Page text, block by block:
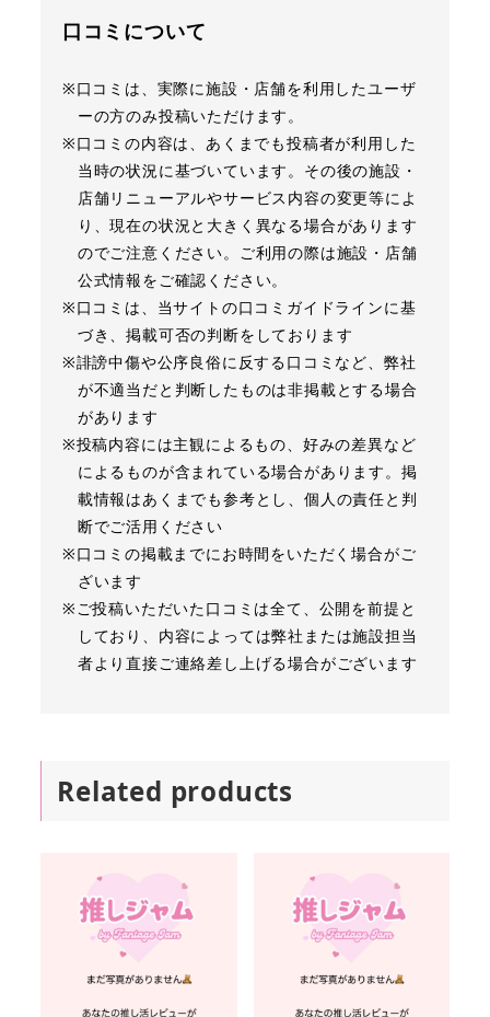
口コミについて
※口コミは、実際に施設・店舗を利用したユーザ
ーの方のみ投稿いただけます。
※口コミの内容は、あくまでも投稿者が利用した
当時の状況に基づいています。その後の施設・
店舗リニューアルやサービス内容の変更等によ
り、現在の状況と大きく異なる場合があります
のでご注意ください。ご利用の際は施設・店舗
公式情報をご確認ください。
※口コミは、当サイトの口コミガイドラインに基
づき、掲載可否の判断をしております
※誹謗中傷や公序良俗に反する口コミなど、弊社
が不適当だと判断したものは非掲載とする場合
があります
※投稿内容には主観によるもの、好みの差異など
によるものが含まれている場合があります。掲
載情報はあくまでも参考とし、個人の責任と判
断でご活用ください
※口コミの掲載までにお時間をいただく場合がご
ざいます
※ご投稿いただいた口コミは全て、公開を前提と
しており、内容によっては弊社または施設担当
者より直接ご連絡差し上げる場合がございます
Related products